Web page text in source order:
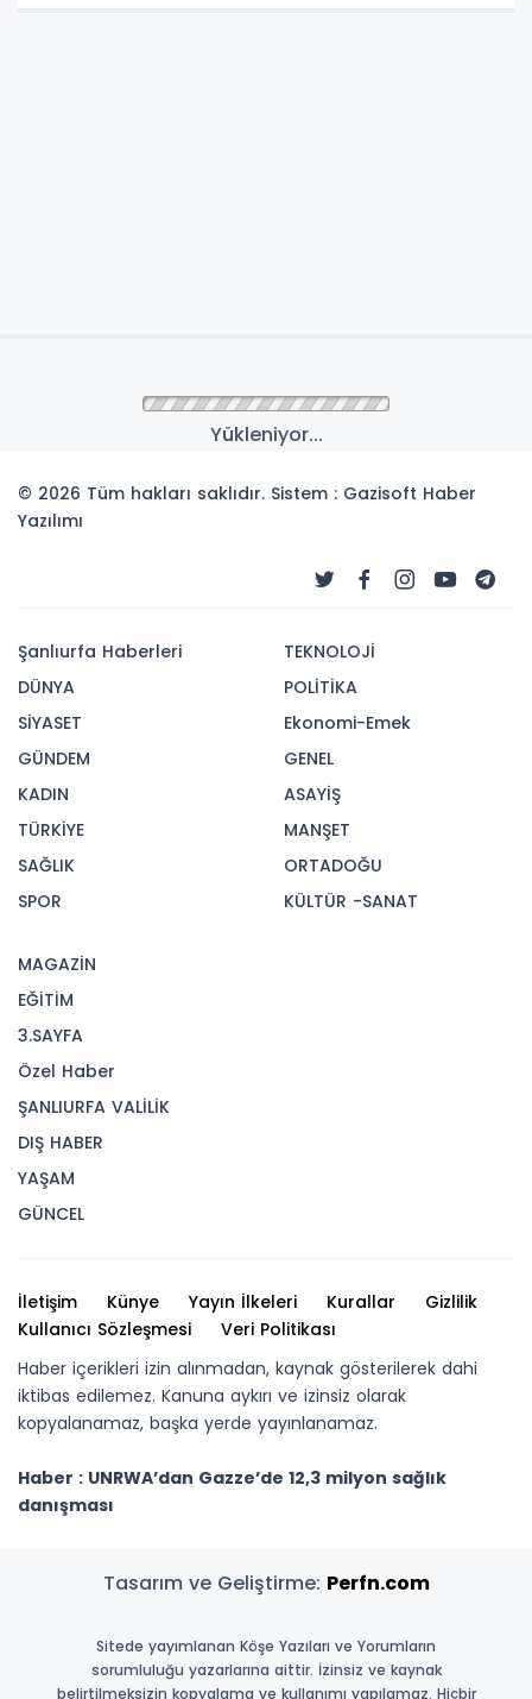
Yükleniyor...
© 2026 Tüm hakları saklıdır. Sistem : Gazisoft Haber
Yazılımı
Şanlıurfa Haberleri
DÜNYA
SİYASET
GÜNDEM
KADIN
TÜRKİYE
SAĞLIK
SPOR
TEKNOLOJİ
POLİTİKA
Ekonomi-Emek
GENEL
ASAYİŞ
MANŞET
ORTADOĞU
KÜLTÜR -SANAT
MAGAZİN
EĞİTİM
3.SAYFA
Özel Haber
ŞANLIURFA VALİLİK
DIŞ HABER
YAŞAM
GÜNCEL
İletişim Künye Yayın İlkeleri Kurallar
Gizlilik
Kullanıcı Sözleşmesi
Veri Politikası
Haber içerikleri izin alınmadan, kaynak gösterilerek dahi
iktibas edilemez. Kanuna aykırı ve izinsiz olarak
kopyalanamaz, başka yerde yayınlanamaz.
Haber : UNRWA’dan Gazze’de 12,3 milyon sağlık
danışması
Tasarım ve Geliştirme: Perfn.com
Sitede yayımlanan Köşe Yazıları ve Yorumların
sorumluluğu yazarlarına aittir. İzinsiz ve kaynak
belirtilmeksizin kopyalama ve kullanımı yapılamaz. Hiçbir